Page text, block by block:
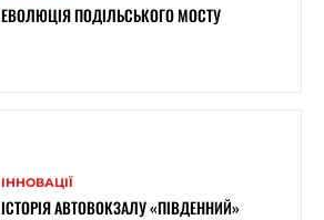
ЕВОЛЮЦІЯ ПОДІЛЬСЬКОГО МОСТУ
ІННОВАЦІЇ
ІСТОРІЯ АВТОВОКЗАЛУ «ПІВДЕННИЙ»